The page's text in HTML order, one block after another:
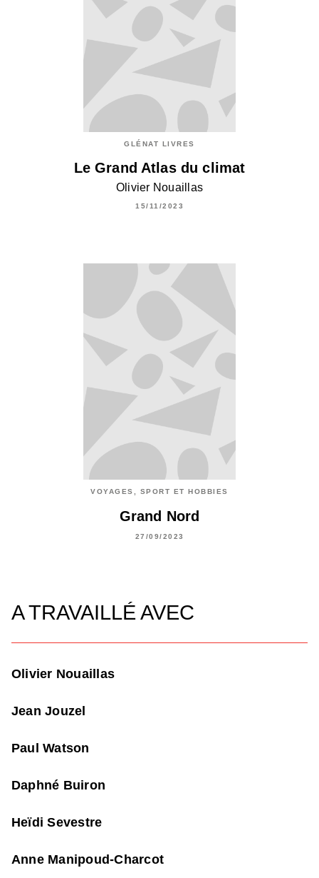
GLÉNAT LIVRES
Le Grand Atlas du climat
Olivier Nouaillas
15/11/2023
VOYAGES, SPORT ET HOBBIES
Grand Nord
27/09/2023
A TRAVAILLÉ AVEC
Olivier Nouaillas
Jean Jouzel
Paul Watson
Daphné Buiron
Heïdi Sevestre
Anne Manipoud-Charcot